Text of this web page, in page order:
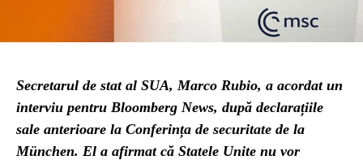
Secretarul de stat al SUA, Marco Rubio, a acordat un
interviu pentru Bloomberg News, după declarațiile
sale anterioare la Conferința de securitate de la
München. El a afirmat că Statele Unite nu vor